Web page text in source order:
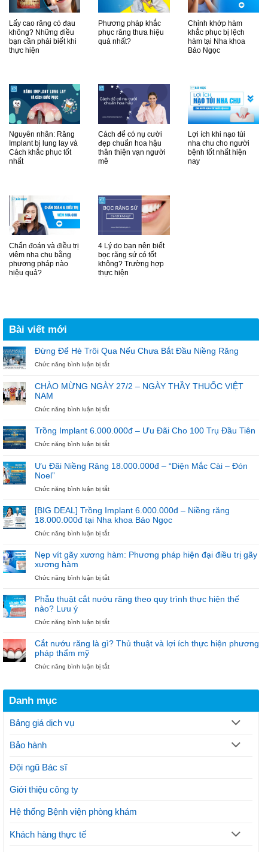
Lấy cao răng có đau
không? Những điều
bạn cần phải biết khi
thực hiện
Phương pháp khắc
phục răng thưa hiệu
quả nhất?
Chỉnh khớp hàm
khắc phục bị lệch
hàm tại Nha khoa
Bảo Ngọc
Nguyên nhân: Răng
Implant bị lung lay và
Cách khắc phục tốt
nhất
Cách để có nụ cười
đẹp chuẩn hoa hậu
thân thiện vạn người
mê
Lợi ích khi nạo túi
nha chu cho người
bệnh tốt nhất hiện
nay
Chẩn đoán và điều trị
viêm nha chu bằng
phương pháp nào
hiệu quả?
4 Lý do bạn nên biết
bọc răng sứ có tốt
không? Trường hợp
thực hiện
Bài viết mới
Đừng Để Hè Trôi Qua Nếu Chưa Bắt Đầu Niềng Răng
Chức năng bình luận bị tắtở
Để
Hè
Qua
Chưa
Bắt
Đầu
Răng
CHÀO MỪNG NGÀY 27/2 – NGÀY THẦY THUỐC VIỆT
NAM
Chức năng bình luận bị tắtở
MỪNG
NGÀY
27/2
NGÀY
VIỆT
Trồng Implant 6.000.000đ – Ưu Đãi Cho 100 Trụ Đầu Tiên
Chức năng bình luận bị tắtở
Implant
6.000.000đ
Ưu
Cho
100
Trụ
Đầu
Ưu Đãi Niềng Răng 18.000.000đ – “Diện Mắc Cài – Đón
Noel”
Chức năng bình luận bị tắtở
Niềng
Răng
18.000.000đ
“Diện
–
Noel”
[BIG DEAL] Trồng Implant 6.000.000đ – Niềng răng
18.000.000đ tại Nha khoa Bảo Ngọc
Chức năng bình luận bị tắtở
DEAL]
Trồng
6.000.000đ
Niềng
tại
khoa
Nẹp vít gãy xương hàm: Phương pháp hiện đại điều trị gãy
xương hàm
Chức năng bình luận bị tắtở
gãy
hàm:
pháp
điều
Phẫu thuật cắt nướu răng theo quy trình thực hiện thế
nào? Lưu ý
Chức năng bình luận bị tắtở
thuật
cắt
răng
hiện
Cắt nướu răng là gì? Thủ thuật và lợi ích thực hiện phương
pháp thẩm mỹ
Chức năng bình luận bị tắtở
gì?
mỹ
Danh mục
Bảng giá dịch vụ
Bảo hành
Đội ngũ Bác sĩ
Giới thiệu công ty
Hệ thống Bệnh viện phòng khám
Khách hàng thực tế